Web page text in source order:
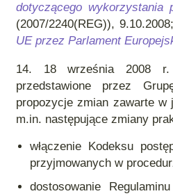
dotyczącego wykorzystania
(2007/2240(REG)),
UE przez Parlament
14. 18 września 2008 r.
przedstawione przez
propozycje zmian zawarte w
m.in. następujące zmiany
włączenie Kodeksu
przyjmowanych w
dostosowanie